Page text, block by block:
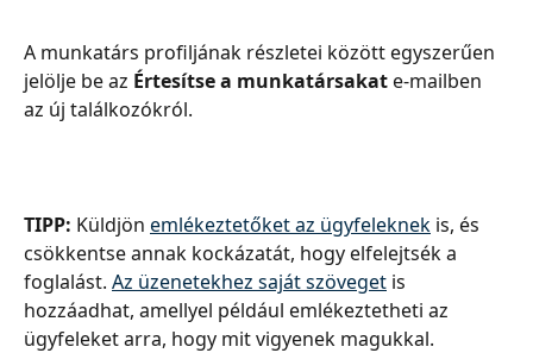
A munkatárs profiljának részletei között egyszerűen
jelölje be az Értesítse a munkatársakat e-mailben
az új találkozókról.
TIPP: Küldjön emlékeztetőket az ügyfeleknek is, és
csökkentse annak kockázatát, hogy elfelejtsék a
foglalást. Az üzenetekhez saját szöveget is
hozzáadhat, amellyel például emlékeztetheti az
ügyfeleket arra, hogy mit vigyenek magukkal.